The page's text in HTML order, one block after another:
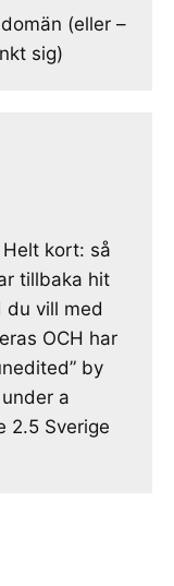
(eller –
sig)
Helt kort: så
tillbaka hit
vill med
OCH har
by
a
2.5 Sverige